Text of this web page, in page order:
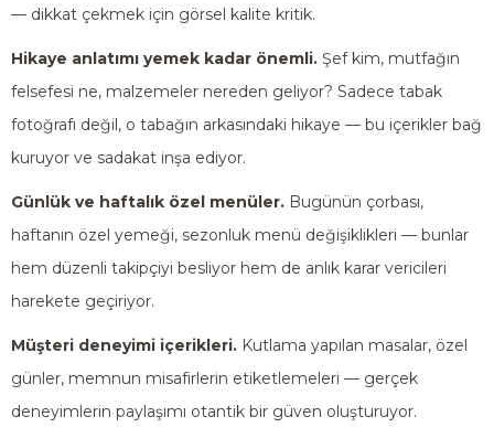
— dikkat çekmek için görsel kalite kritik.
Hikaye anlatımı yemek kadar önemli. Şef kim, mutfağın
felsefesi ne, malzemeler nereden geliyor? Sadece tabak
fotoğrafı değil, o tabağın arkasındaki hikaye — bu içerikler bağ
kuruyor ve sadakat inşa ediyor.
Günlük ve haftalık özel menüler. Bugünün çorbası,
haftanın özel yemeği, sezonluk menü değişiklikleri — bunlar
hem düzenli takipçiyi besliyor hem de anlık karar vericileri
harekete geçiriyor.
Müşteri deneyimi içerikleri. Kutlama yapılan masalar, özel
günler, memnun misafirlerin etiketlemeleri — gerçek
deneyimlerin paylaşımı otantik bir güven oluşturuyor.